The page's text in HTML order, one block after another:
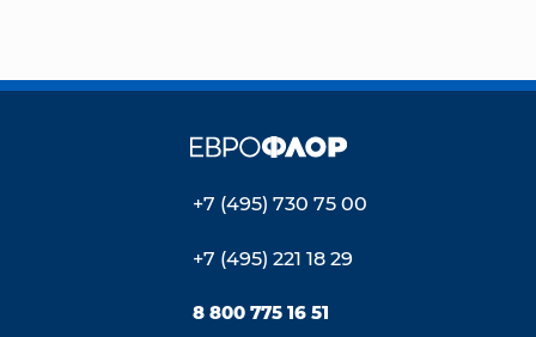
+7 (495) 730 75 00
+7 (495) 221 18 29
8 800 775 16 51